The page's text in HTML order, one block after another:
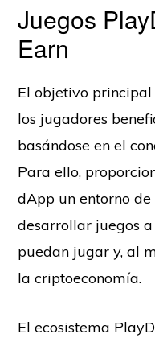
Juegos
Earn
El objetivo
los jugadores
basándose en el
Para ello,
dApp un entorno
desarrollar juegos
puedan jugar y, al
la criptoeconomía.
El ecosistema